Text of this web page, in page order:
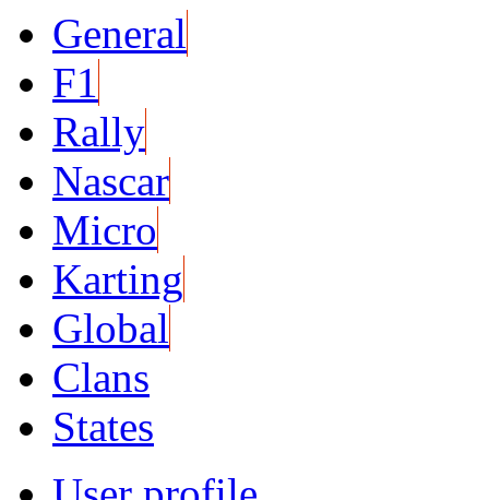
General
F1
Rally
Nascar
Micro
Karting
Global
Clans
States